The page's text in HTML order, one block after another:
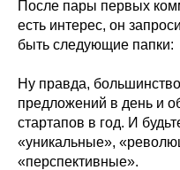
После пары первых
есть интерес, он
быть следующие папки:
Ну правда,
предложений в день и
стартапов в год. И
«уникальные»,
«перспективные».